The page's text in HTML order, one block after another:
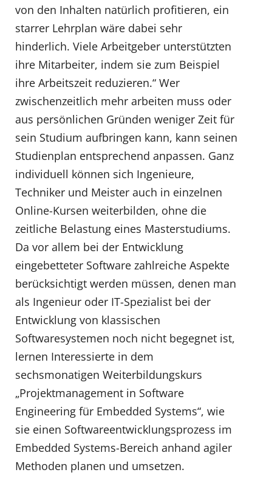
von den Inhalten natürlich profitieren, ein
starrer Lehrplan wäre dabei sehr
hinderlich. Viele Arbeitgeber unterstützten
ihre Mitarbeiter, indem sie zum Beispiel
ihre Arbeitszeit reduzieren.“ Wer
zwischenzeitlich mehr arbeiten muss oder
aus persönlichen Gründen weniger Zeit für
sein Studium aufbringen kann, kann seinen
Studienplan entsprechend anpassen. Ganz
individuell können sich Ingenieure,
Techniker und Meister auch in einzelnen
Online-Kursen weiterbilden, ohne die
zeitliche Belastung eines Masterstudiums.
Da vor allem bei der Entwicklung
eingebetteter Software zahlreiche Aspekte
berücksichtigt werden müssen, denen man
als Ingenieur oder IT-Spezialist bei der
Entwicklung von klassischen
Softwaresystemen noch nicht begegnet ist,
lernen Interessierte in dem
sechsmonatigen Weiterbildungskurs
„Projektmanagement in Software
Engineering für Embedded Systems“, wie
sie einen Softwareentwicklungsprozess im
Embedded Systems-Bereich anhand agiler
Methoden planen und umsetzen.